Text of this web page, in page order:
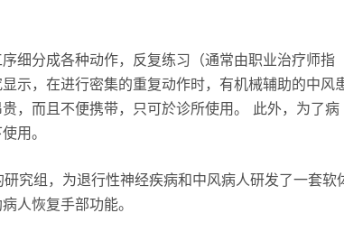
细分成各种动作，反复练习（通常由职业治疗师指
示，在进行密集的重复动作时，有机械辅助的中风
，而且不便携带，只可於诊所使用。 此外，为了病
用。
研究组，为退行性神经疾病和中风病人研发了一套软
人恢复手部功能。